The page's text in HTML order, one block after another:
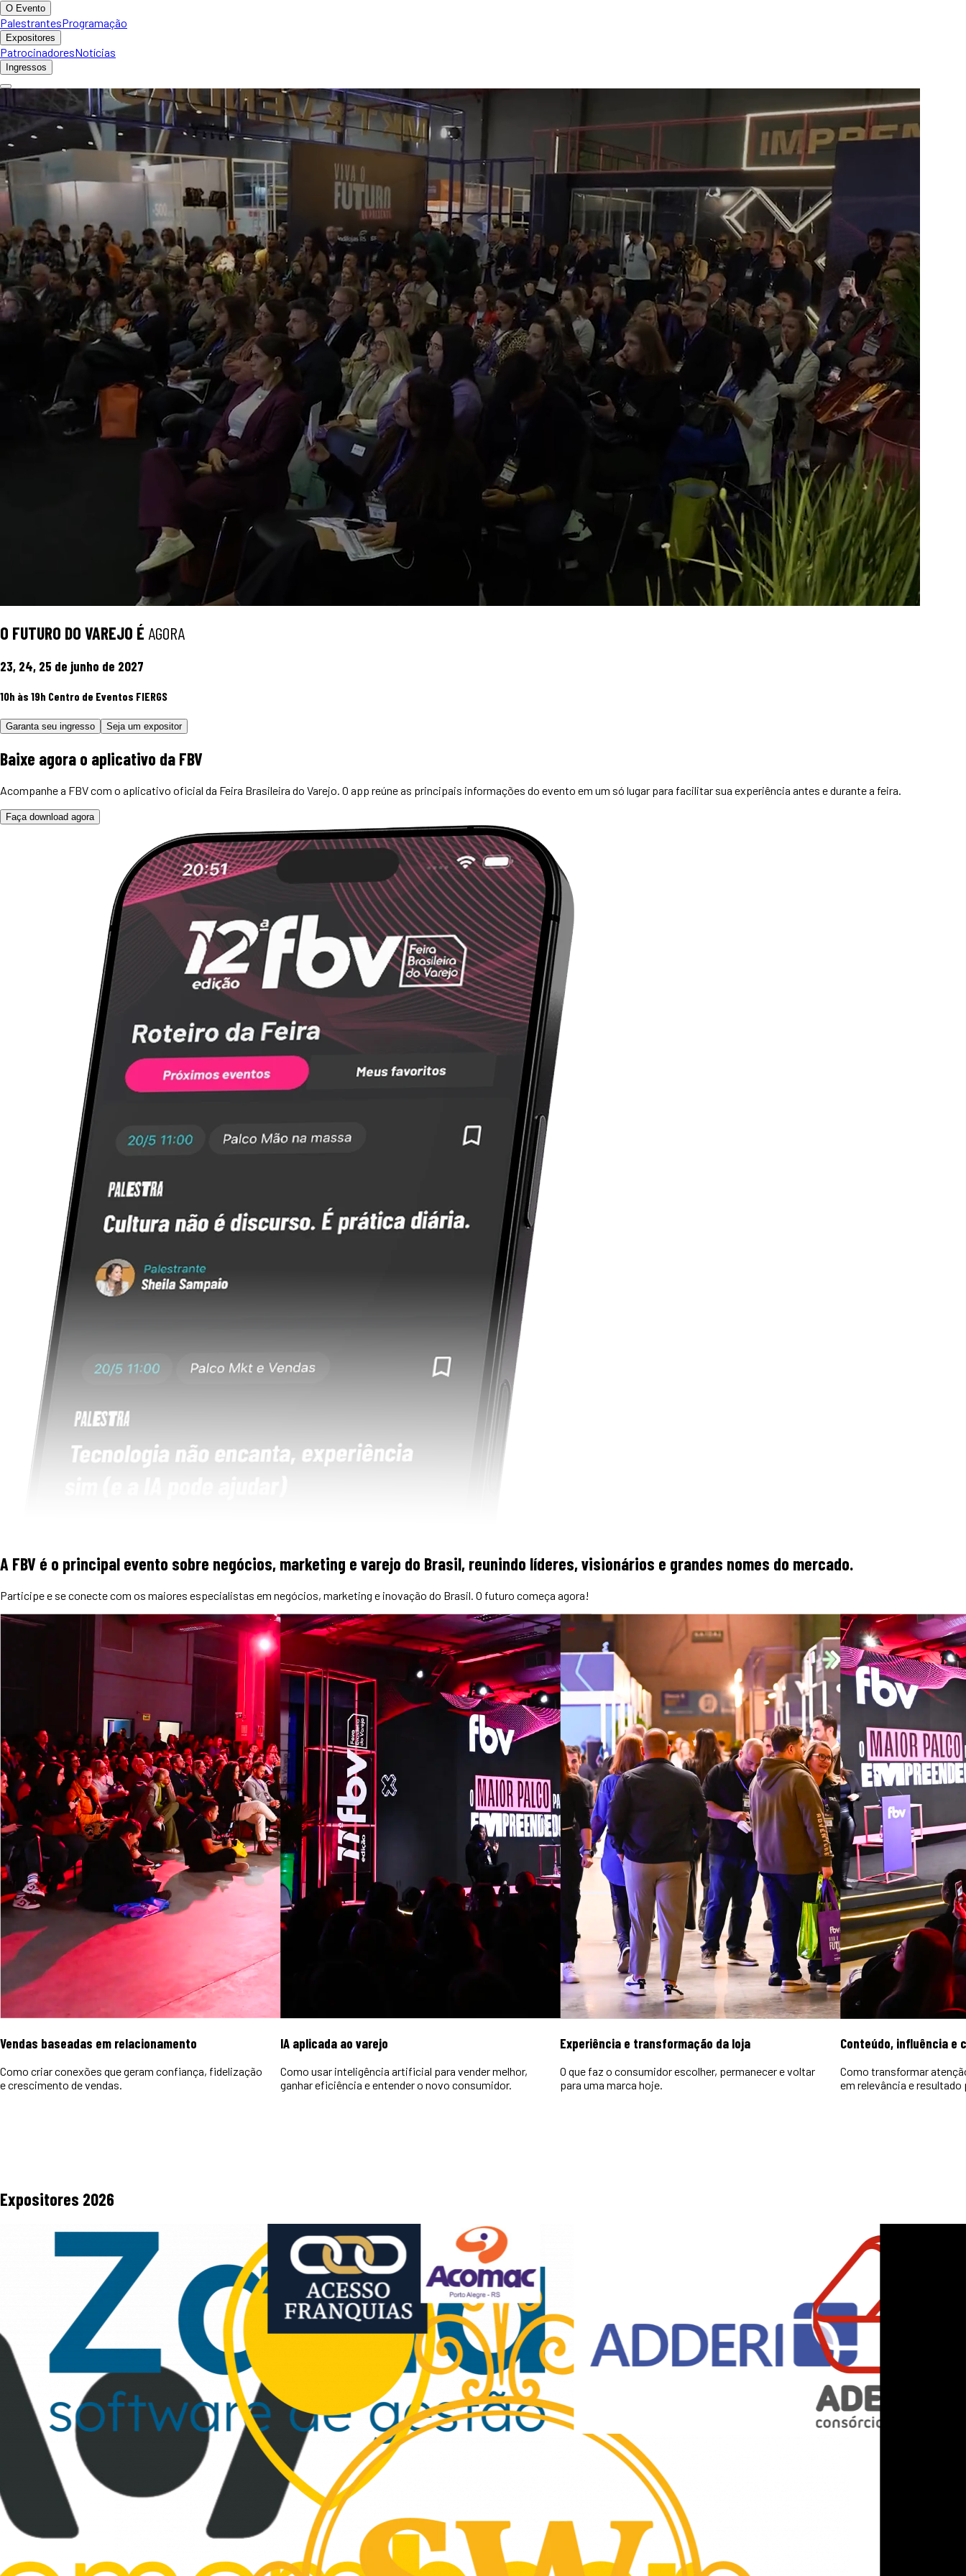
O Evento
PalestrantesProgramação
Expositores
PatrocinadoresNotícias
Ingressos
O FUTURO DO VAREJO É AGORA
23, 24, 25 de junho de 2027
10h às 19h Centro de Eventos FIERGS
Garanta seu ingresso Seja um expositor
Baixe agora o aplicativo da FBV
Acompanhe a FBV com o aplicativo oficial da Feira Brasileira do Varejo. O app reúne as principais informações do evento em um só lugar para facilitar sua experiência antes e durante a feira.
Faça download agora
A FBV é o principal evento sobre negócios, marketing e varejo do Brasil, reunindo líderes, visionários e grandes nomes do mercado.
Participe e se conecte com os maiores especialistas em negócios, marketing e inovação do Brasil. O futuro começa agora!
Vendas baseadas em relacionamento
Como criar conexões que geram confiança, fidelização
e crescimento de vendas.
IA aplicada ao varejo
Como usar inteligência artificial para vender melhor,
ganhar eficiência e entender o novo consumidor.
Experiência e transformação da loja
O que faz o consumidor escolher, permanecer e voltar
para uma marca hoje.
Conteúdo, influência e
Como transformar
em relevância e resultado
Expositores 2026